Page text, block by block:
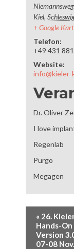
Kiel,
+ Google
Telefon:
+49 431
Website:
info@kieler-
Dr. Oliver
I love
Regenlab
Purgo
Megagen
« 26.
Hands-
Version
07-08